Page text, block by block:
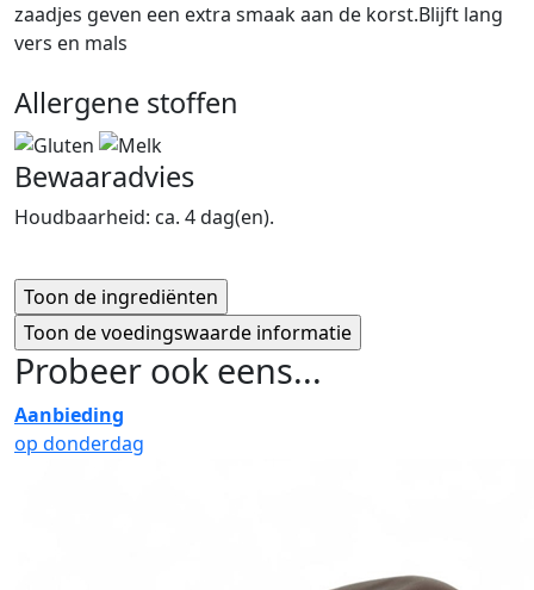
zaadjes geven een extra smaak aan de korst.Blijft lang
vers en mals
Allergene stoffen
Bewaaradvies
Houdbaarheid: ca. 4 dag(en).
Probeer ook eens...
Aanbieding
op donderdag